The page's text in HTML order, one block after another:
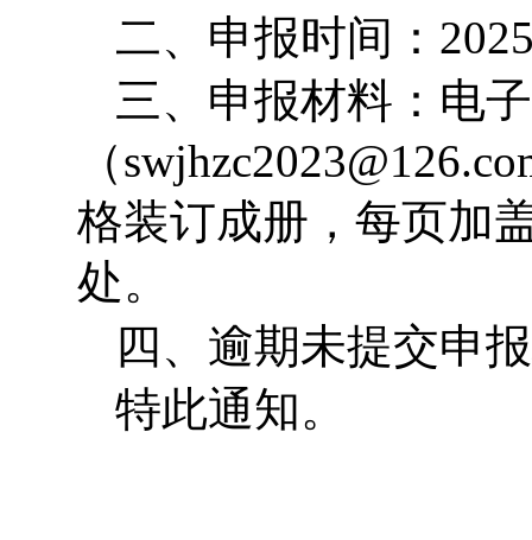
二、申报时间：
三、申报材料：电
（
格装订成册，每页加
处。
四、逾期未提交申
特此通知。